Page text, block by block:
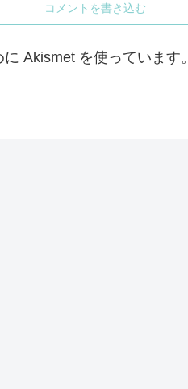
コメントを書き込む
Akismet を使っています。